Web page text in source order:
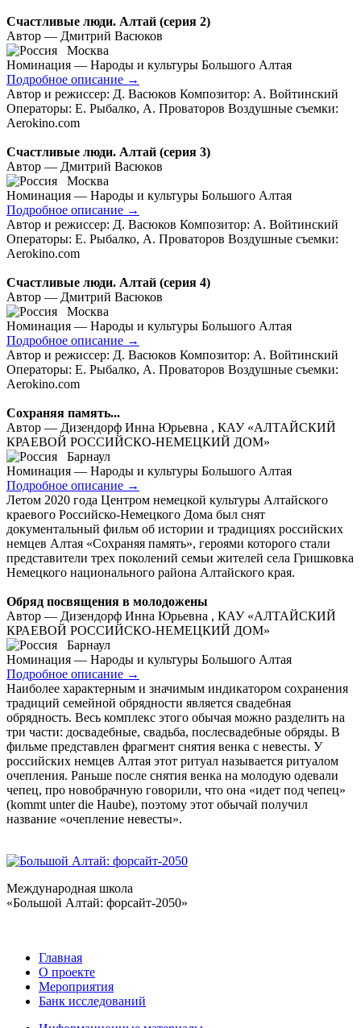
Счастливые люди. Алтай (серия 2)
Автор — Дмитрий Васюков
Москва
Номинация — Народы и культуры Большого Алтая
Подробное описание →
Автор и режиссер: Д. Васюков Композитор: А. Войтинский
Операторы: Е. Рыбалко, А. Проваторов Воздушные съемки:
Aerokino.com
Счастливые люди. Алтай (серия 3)
Автор — Дмитрий Васюков
Москва
Номинация — Народы и культуры Большого Алтая
Подробное описание →
Автор и режиссер: Д. Васюков Композитор: А. Войтинский
Операторы: Е. Рыбалко, А. Проваторов Воздушные съемки:
Aerokino.com
Счастливые люди. Алтай (серия 4)
Автор — Дмитрий Васюков
Москва
Номинация — Народы и культуры Большого Алтая
Подробное описание →
Автор и режиссер: Д. Васюков Композитор: А. Войтинский
Операторы: Е. Рыбалко, А. Проваторов Воздушные съемки:
Aerokino.com
Сохраняя память...
Автор — Дизендорф Инна Юрьевна , КАУ «АЛТАЙСКИЙ
КРАЕВОЙ РОССИЙСКО-НЕМЕЦКИЙ ДОМ»
Барнаул
Номинация — Народы и культуры Большого Алтая
Подробное описание →
Летом 2020 года Центром немецкой культуры Алтайского
краевого Российско-Немецкого Дома был снят
документальный фильм об истории и традициях российских
немцев Алтая «Сохраняя память», героями которого стали
представители трех поколений семьи жителей села Гришковка
Немецкого национального района Алтайского края.
Обряд посвящения в молодожены
Автор — Дизендорф Инна Юрьевна , КАУ «АЛТАЙСКИЙ
КРАЕВОЙ РОССИЙСКО-НЕМЕЦКИЙ ДОМ»
Барнаул
Номинация — Народы и культуры Большого Алтая
Подробное описание →
Наиболее характерным и значимым индикатором сохранения
традиций семейной обрядности является свадебная
обрядность. Весь комплекс этого обычая можно разделить на
три части: досвадебные, свадьба, послесвадебные обряды. В
фильме представлен фрагмент снятия венка с невесты. У
российских немцев Алтая этот ритуал называется ритуалом
очепления. Раньше после снятия венка на молодую одевали
чепец, про новобрачную говорили, что она «идет под чепец»
(kommt unter die Haube), поэтому этот обычай получил
название «очепление невесты».
Международная школа
«Большой Алтай: форсайт-2050»
Главная
О проекте
Мероприятия
Банк исследований